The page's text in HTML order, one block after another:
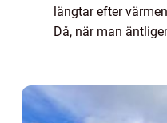
längtar efter
Då, när man